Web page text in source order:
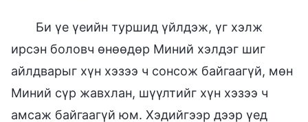
Би үе үеийн туршид үйлдэж, үг хэлж
ирсэн боловч өнөөдөр Миний хэлдэг шиг
айлдварыг хүн хэзээ ч сонсож байгаагүй, мөн
Миний сүр жавхлан, шүүлтийг хүн хэзээ ч
амсаж байгаагүй юм. Хэдийгээр дээр үед